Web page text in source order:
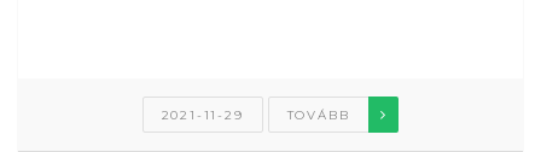
2021-11-29 TOVÁBB